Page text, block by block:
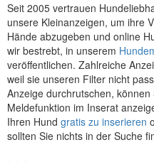
Seit 2005 vertrauen
unsere Kleinanzeigen, um ihre
Hände abzugeben und online
wir bestrebt, in unserem
veröffentlichen. Zahlreiche
weil sie unseren Filter nicht
Anzeige durchrutschen,
Meldefunktion im Inserat
Ihren Hund gratis zu inserieren
sollten Sie nichts in der Suche